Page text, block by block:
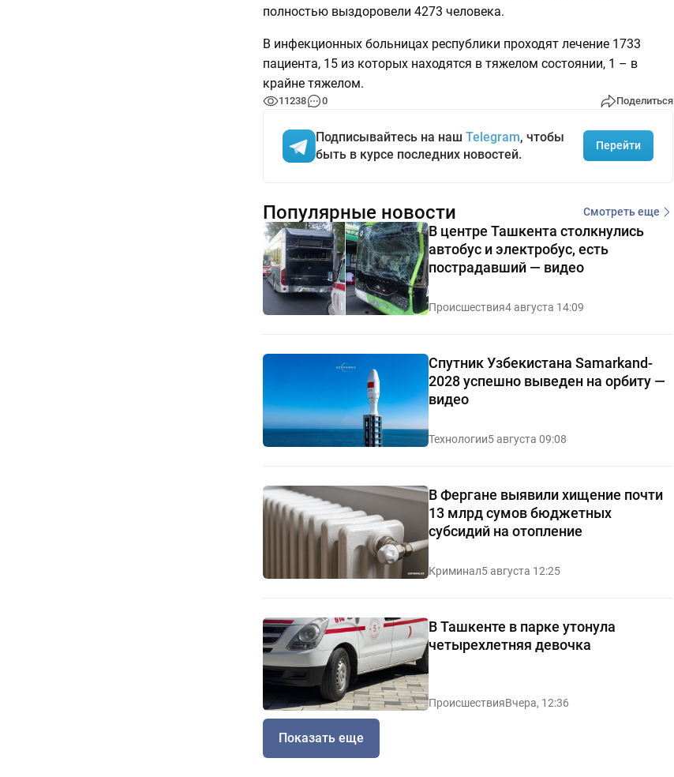
полностью выздоровели 4273 человека.
В инфекционных больницах республики проходят лечение 1733
пациента, 15 из которых находятся в тяжелом состоянии, 1 – в
крайне тяжелом.
11238 0 Поделиться
Подписывайтесь на наш Telegram, чтобы
быть в курсе последних новостей.
Перейти
Популярные новости Смотреть еще
В центре Ташкента столкнулись
автобус и электробус, есть
пострадавший — видео
Происшествия4 августа 14:09
Спутник Узбекистана Samarkand-
2028 успешно выведен на орбиту —
видео
Технологии5 августа 09:08
В Фергане выявили хищение почти
13 млрд сумов бюджетных
субсидий на отопление
Криминал5 августа 12:25
В Ташкенте в парке утонула
четырехлетняя девочка
ПроисшествияВчера, 12:36
Показать еще